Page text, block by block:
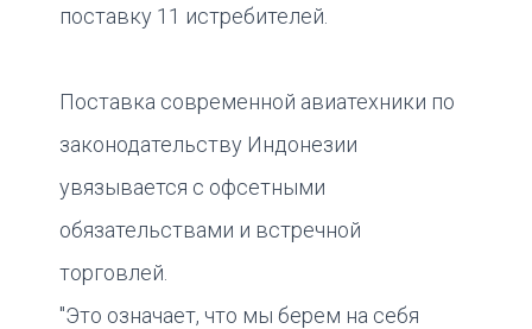
поставку 11 истребителей.
Поставка современной авиатехники по
законодательству Индонезии
увязывается с офсетными
обязательствами и встречной
торговлей.
"Это означает, что мы берем на себя